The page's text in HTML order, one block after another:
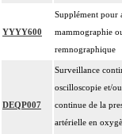
YYYY600
Supplément pour
mammographie
remnographique
DEQP007
Surveillance
oscilloscopie et/
continue de la
artérielle en